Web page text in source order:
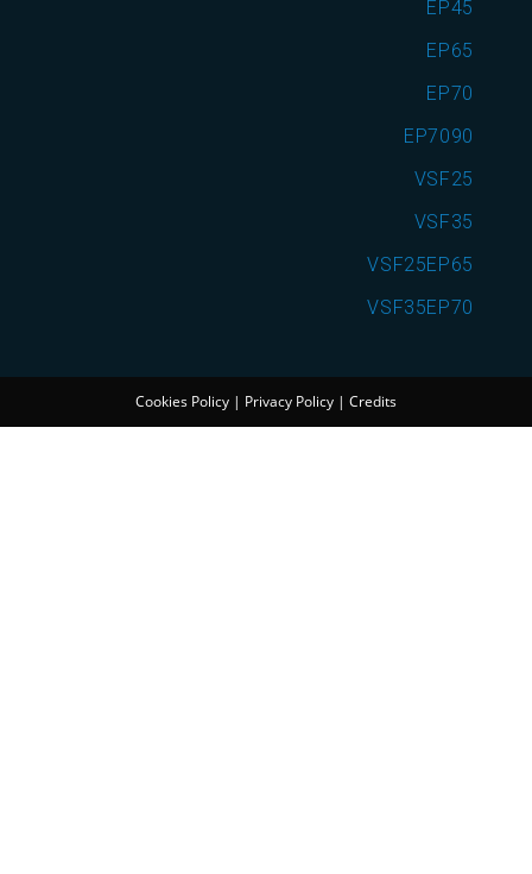
EP45
EP65
EP70
EP7090
VSF25
VSF35
VSF25EP65
VSF35EP70
Cookies Policy | Privacy Policy | Credits